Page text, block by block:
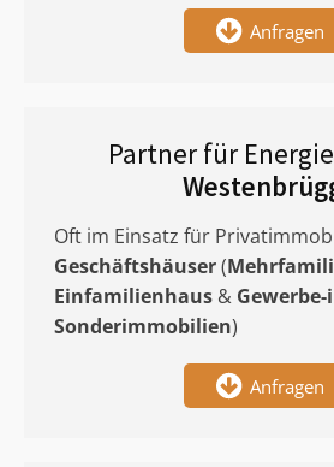
Anfragen
Partner für
Oft im Einsatz für
Geschäftshäuser(
Einfamilienhaus &
Sonderimmobilien)
Anfragen